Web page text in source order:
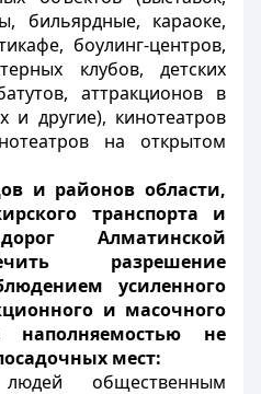
бильярдные, караоке,
боулинг-центров,
клубов, детских
аттракционов в
и другие), кинотеатров
на открытом
и районов области,
транспорта и
Алматинской
разрешение
усиленного
и масочного
не
мест:
общественным